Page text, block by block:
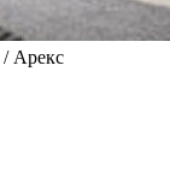
/ Арекс